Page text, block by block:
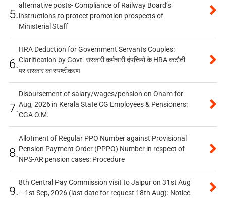
5.
alternative posts- Compliance of Railway Board’s
instructions to protect promotion prospects of
Ministerial Staff
6.
HRA Deduction for Government Servants Couples:
Clarification by Govt. सरकारी कर्मचारी दंपत्तियों के HRA कटौती
पर सरकार का स्पष्टीकरण
7.
Disbursement of salary/wages/pension on Onam for
Aug, 2026 in Kerala State CG Employees & Pensioners:
CGA O.M.
8.
Allotment of Regular PPO Number against Provisional
Pension Payment Order (PPPO) Number in respect of
NPS-AR pension cases: Procedure
9.
8th Central Pay Commission visit to Jaipur on 31st Aug
– 1st Sep, 2026 (last date for request 18th Aug): Notice